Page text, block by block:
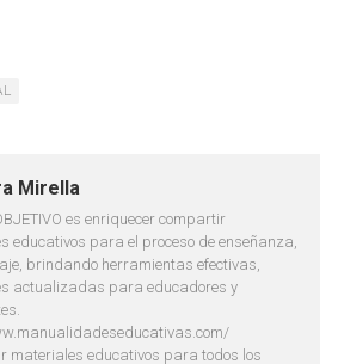
Mirella
es enriquecer compartir
educativos para el proceso de enseñanza,
brindando herramientas efectivas,
actualizadas para educadores y
materiales educativos para todos los